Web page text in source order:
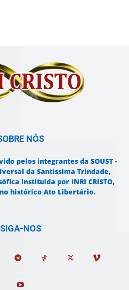
NÓS
pelos integrantes da SOUST -
da Santíssima Trindade,
instituída por INRI CRISTO,
no histórico Ato Libertário.
SIGA-NOS